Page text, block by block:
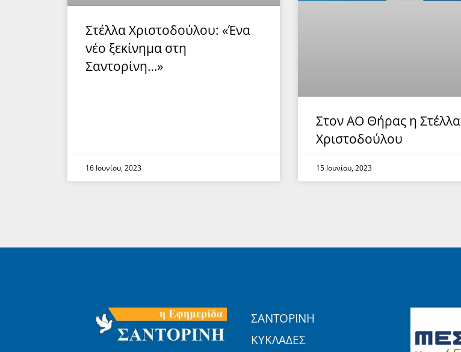
Στέλλα Χριστοδούλου: «Ένα
νέο ξεκίνημα στη
Σαντορίνη…»
16 Ιουνίου, 2023
Στον ΑΟ Θήρας η Στέλλα
Χριστοδούλου
15 Ιουνίου, 2023
ΣΑΝΤΟΡΙΝΗ
ΚΥΚΛΑΔΕΣ